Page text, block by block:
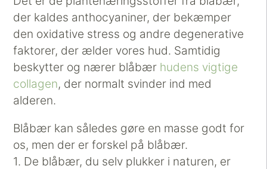
der kaldes anthocyaniner, der bekæmper
den oxidative stress og andre degenerative
faktorer, der ælder vores hud. Samtidig
beskytter og nærer blåbær hudens vigtige
collagen, der normalt svinder ind med
alderen.
Blåbær kan således gøre en masse godt for
os, men der er forskel på blåbær.
1. De blåbær, du selv plukker i naturen, er